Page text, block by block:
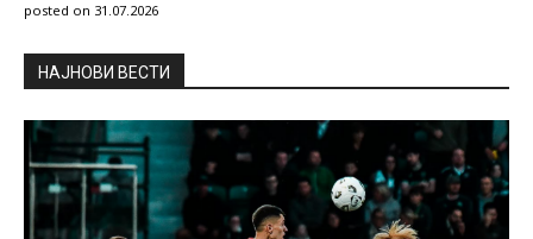
posted on 31.07.2026
НAЈНОВИ ВЕСТИ